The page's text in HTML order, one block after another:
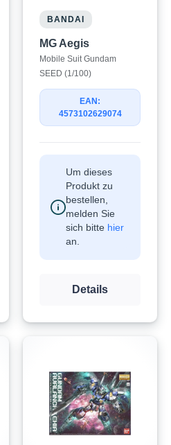
BANDAI
MG Aegis
Mobile Suit Gundam
SEED (1/100)
EAN:
4573102629074
Um dieses
Produkt zu
bestellen,
melden Sie
sich bitte hier
an.
Details